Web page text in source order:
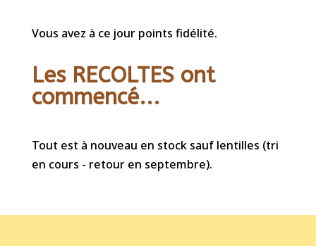
Vous avez à ce jour points fidélité.
Les RECOLTES ont
commencé...
Tout est à nouveau en stock sauf lentilles (tri
en cours - retour en septembre).